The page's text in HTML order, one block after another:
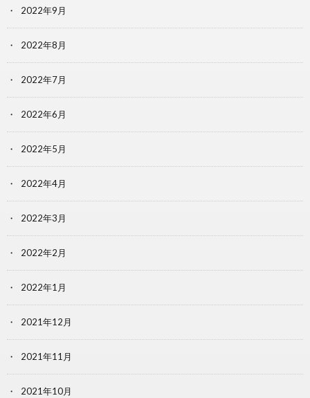
2022年9月
2022年8月
2022年7月
2022年6月
2022年5月
2022年4月
2022年3月
2022年2月
2022年1月
2021年12月
2021年11月
2021年10月